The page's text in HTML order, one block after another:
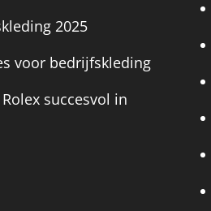
2025
voor bedrijfskleding
succesvol in